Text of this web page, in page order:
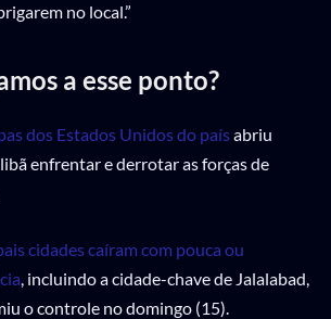
no local.”
a esse ponto?
dos Estados Unidos do paísabriu
enfrentar e derrotar as forças de
cidades caíram com pouca ou
, incluindo a cidade-chave de Jalalabad,
o controle no domingo (15).